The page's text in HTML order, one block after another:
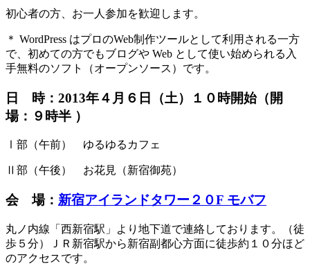
初心者の方、お一人参加を歓迎します。
＊ WordPress はプロのWeb制作ツールとして利用される一方
で、初めての方でもブログや Web として使い始められる入
手無料のソフト（オープンソース）です。
日 時：2013年４月６日（土）１０時開始（開
場：９時半 ）
Ⅰ部（午前） ゆるゆるカフェ
Ⅱ部（午後） お花見（新宿御苑）
会 場： 新宿アイランドタワー２０F モバフ
丸ノ内線「西新宿駅」より地下道で連絡しております。（徒
歩５分）ＪＲ新宿駅から新宿副都心方面に徒歩約１０分ほど
のアクセスです。